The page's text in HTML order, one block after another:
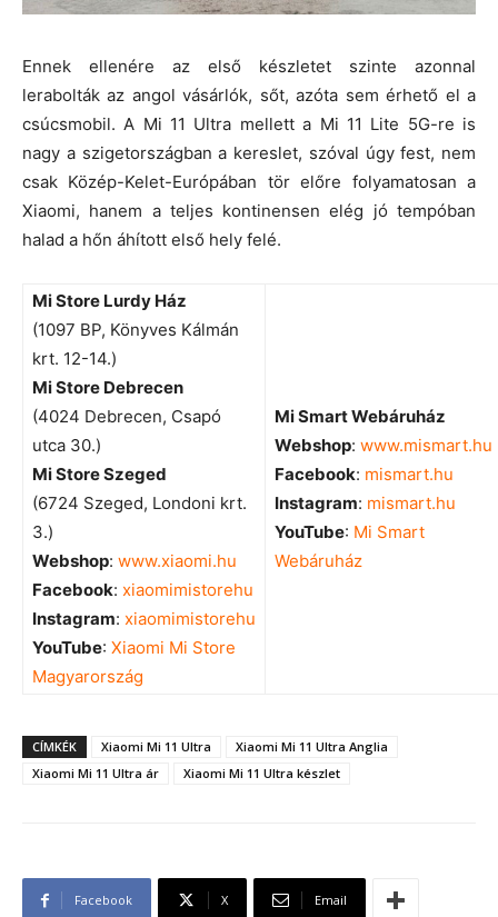
Ennek ellenére az első készletet szinte azonnal
lerabolták az angol vásárlók, sőt, azóta sem érhető el a
csúcsmobil. A Mi 11 Ultra mellett a Mi 11 Lite 5G-re is
nagy a szigetországban a kereslet, szóval úgy fest, nem
csak Közép-Kelet-Európában tör előre folyamatosan a
Xiaomi, hanem a teljes kontinensen elég jó tempóban
halad a hőn áhított első hely felé.
Mi Store Lurdy Ház
(1097 BP, Könyves Kálmán
krt. 12-14.)
Mi Store Debrecen
(4024 Debrecen, Csapó
utca 30.)
Mi Store Szeged
(6724 Szeged, Londoni krt.
3.)
Webshop: www.xiaomi.hu
Facebook: xiaomimistorehu
Instagram: xiaomimistorehu
YouTube: Xiaomi Mi Store
Magyarország
Mi Smart Webáruház
Webshop: www.mismart.hu
Facebook: mismart.hu
Instagram: mismart.hu
YouTube: Mi Smart
Webáruház
CÍMKÉK Xiaomi Mi 11 Ultra
Xiaomi Mi 11 Ultra Anglia
Xiaomi Mi 11 Ultra ár
Xiaomi Mi 11 Ultra készlet
Facebook X Email